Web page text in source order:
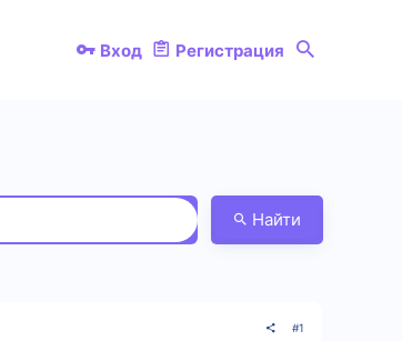
Вход Регистрация
Найти
#1